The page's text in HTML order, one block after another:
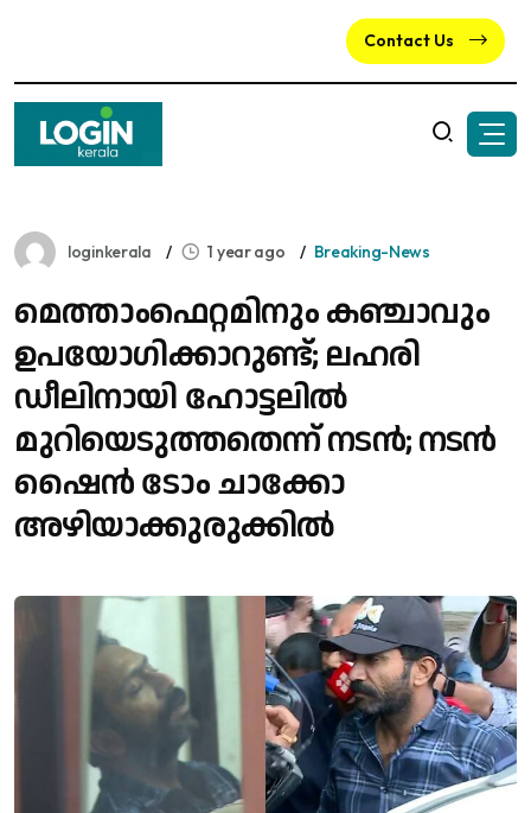
Contact Us
loginkerala 1 year ago Breaking-News
മെത്താംഫെറ്റമിനും കഞ്ചാവും
ഉപയോ​ഗിക്കാറുണ്ട്; ലഹരി
ഡീലിനായി ഹോട്ടലിൽ
മുറിയെടുത്തതെന്ന് നടൻ; നടൻ
ഷൈൻ ടോം ചാക്കോ
അഴിയാക്കുരുക്കിൽ